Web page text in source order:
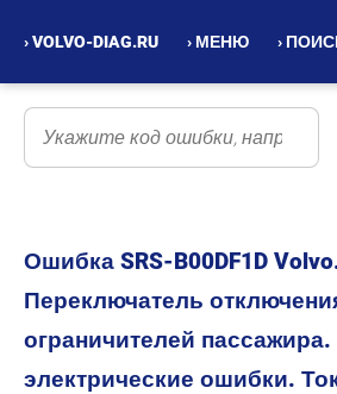
› VOLVO-DIAG.RU › МЕНЮ ›
Ошибка SRS-B00DF1D
Переключатель
ограничителей
электрические ошибки.